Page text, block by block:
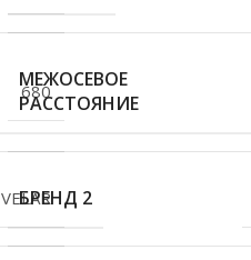
680
VELAR
МЕЖОСЕВОЕ
РАССТОЯНИЕ
БРЕНД 2